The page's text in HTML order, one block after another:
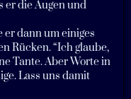
er die Augen und
er dann um einiges
Rücken. “Ich glaube,
Tante. Aber Worte in
Lass uns damit